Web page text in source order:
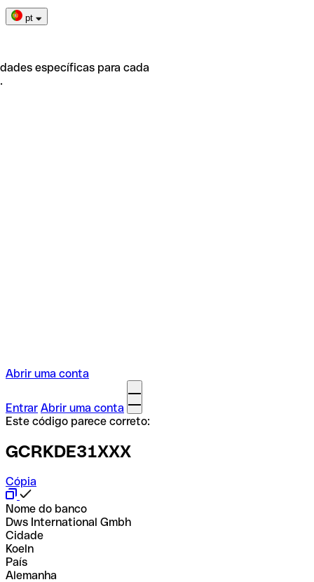
pt
específicas para cada
Abrir uma conta
Entrar Abrir uma conta
Este código parece correto:
GCRKDE31XXX
Cópia
Nome do banco
Dws International Gmbh
Cidade
Koeln
País
Alemanha